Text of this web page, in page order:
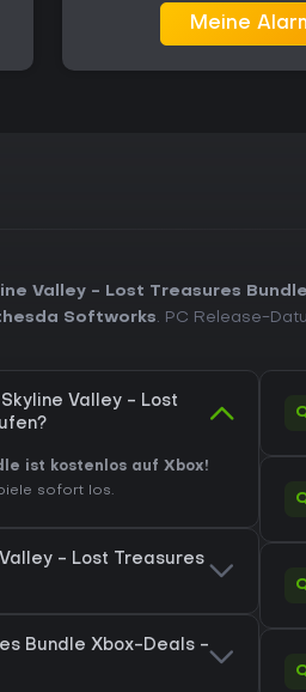
Meine
Valley - Lost Treasures
Softworks. PC Release-
Valley - Lost
ist kostenlos auf Xbox!
sofort los.
- Lost Treasures
Bundle Xbox-Deals -